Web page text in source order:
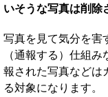
いそうな写真は削除
写真を見て気分を害
（通報する）仕組
報された写真などは
る対象になります。